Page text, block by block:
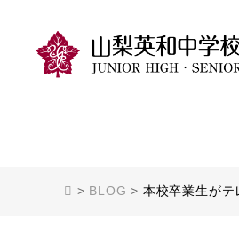
> BLOG > 本校卒業生が